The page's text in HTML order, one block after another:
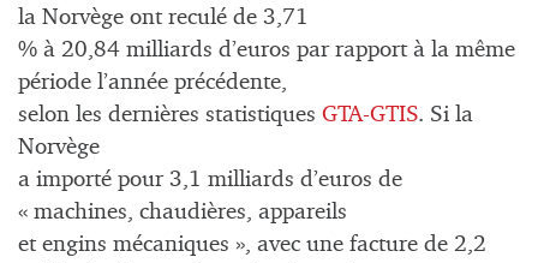
la Norvège ont reculé de 3,71
% à 20,84 milliards d’euros par rapport à la même
période l’année précédente,
selon les dernières statistiques GTA-GTIS. Si la
Norvège
a importé pour 3,1 milliards d’euros de
« machines, chaudières, appareils
et engins mécaniques », avec une facture de 2,2